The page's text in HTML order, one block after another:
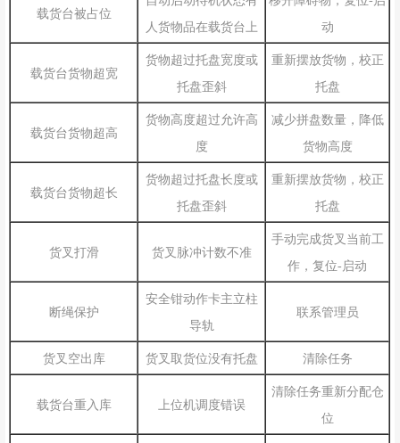
载货台被占位
人货物品在载货台上
动
载货台货物超宽
货物超过托盘宽度或
托盘歪斜
重新摆放货物，校正
托盘
载货台货物超高
货物高度超过允许高
度
减少拼盘数量，降低
货物高度
载货台货物超长
货物超过托盘长度或
托盘歪斜
重新摆放货物，校正
托盘
货叉打滑 货叉脉冲计数不准
手动完成货叉当前工
作，复位-启动
断绳保护
安全钳动作卡主立柱
导轨
联系管理员
货叉空出库 货叉取货位没有托盘 清除任务
载货台重入库 上位机调度错误
清除任务重新分配仓
位